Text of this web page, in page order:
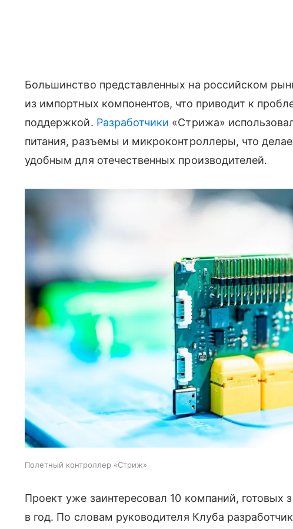
Большинство представленных на российском
из импортных компонентов, что приводит к
поддержкой. Разработчики «Стрижа»
питания, разъемы и микроконтроллеры, что
удобным для отечественных производителей.
Полетный контроллер «Стриж»
Проект уже заинтересовал 10 компаний, готовых
в год. По словам руководителя Клуба